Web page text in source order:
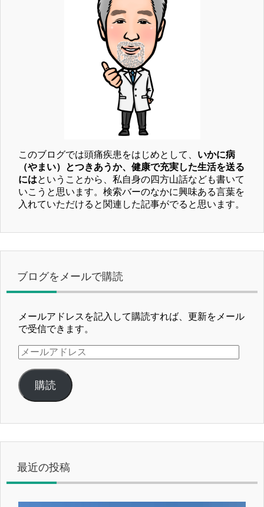
このブログでは頭痛疾患をはじめとして、 いかに病
（やまい）とつきあうか、健康で充実した生活を送る
にはということから、私自身の四方山話なども書いて
いこうと思います。検索バーのなかに興味ある言葉を
入れていただけると関連した記事がでると思います。
ブログをメールで購読
メールアドレスを記入して購読すれば、更新をメール
で受信できます。
メ
ー
ル
ア
ド
ス
購読
最近の投稿